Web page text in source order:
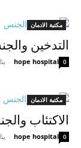
مكتبة الادمان
التدخين
hope hospital
- يناير 0
مكتبة الادمان
الاكتئاب
hope hospital
- يناير 0